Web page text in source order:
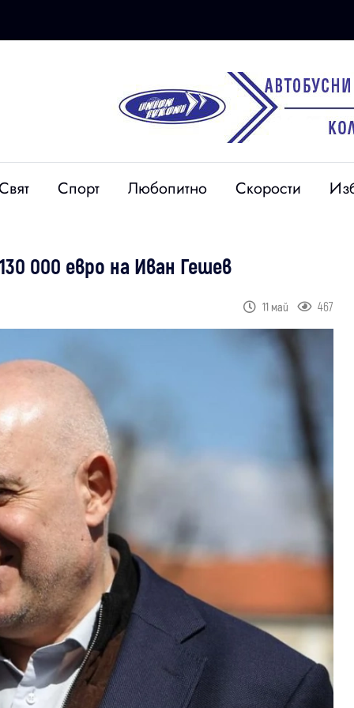
Спорт Любопитно Скорости
000 евро на Иван Гешев
11 май 467